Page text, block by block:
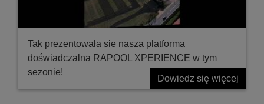
Tak prezentowała sie nasza platforma
doświadczalna RAPOOL XPERIENCE w tym
sezonie!
Dowiedz się więcej